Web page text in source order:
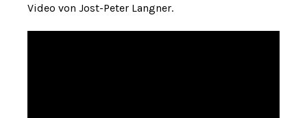
Video von Jost-Peter Langner.